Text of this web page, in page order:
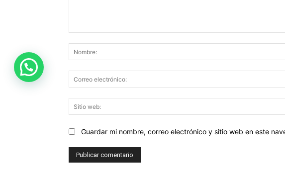
Guardar mi nombre, correo electrónico y sitio web en este